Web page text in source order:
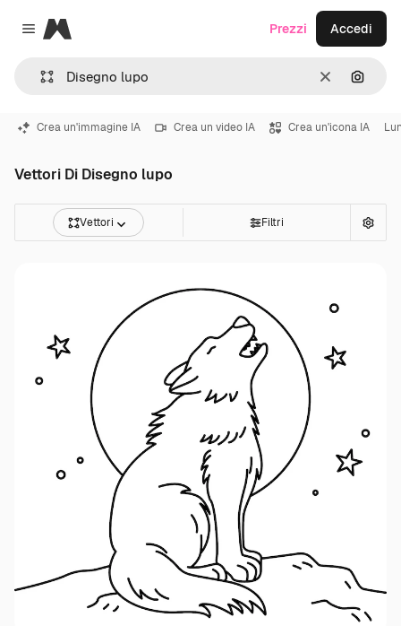
Close menu
Magnific
CancellaCerca
Prezzi Accedi
Crea un'immagine IA Crea un video IA Crea un'icona IA
Vettori Di Disegno lupo
Vettori Filtri